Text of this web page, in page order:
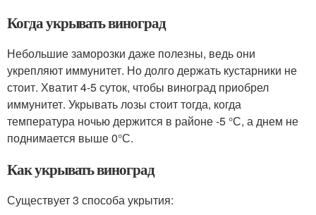
Когда укрывать виноград
Небольшие заморозки даже полезны, ведь они
укрепляют иммунитет. Но долго держать кустарники не
стоит. Хватит 4-5 суток, чтобы виноград приобрел
иммунитет. Укрывать лозы стоит тогда, когда
температура ночью держится в районе -5 °С, а днем не
поднимается выше 0°С.
Как укрывать виноград
Существует 3 способа укрытия: